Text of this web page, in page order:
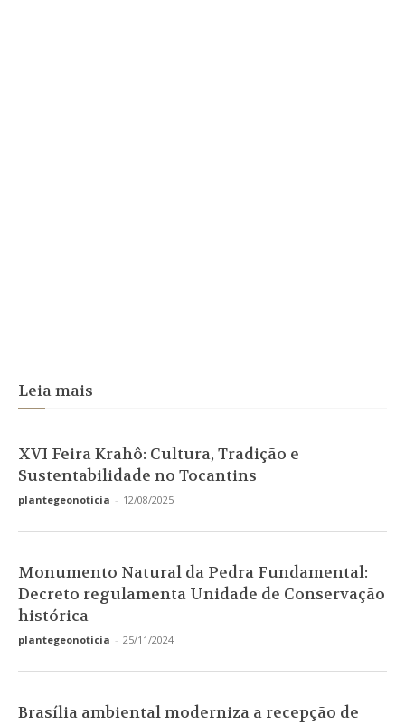
Leia mais
XVI Feira Krahô: Cultura, Tradição e
Sustentabilidade no Tocantins
plantegeonoticia - 12/08/2025
Monumento Natural da Pedra Fundamental:
Decreto regulamenta Unidade de Conservação
histórica
plantegeonoticia - 25/11/2024
Brasília ambiental moderniza a recepção de